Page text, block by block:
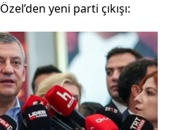
yeni parti çıkışı: